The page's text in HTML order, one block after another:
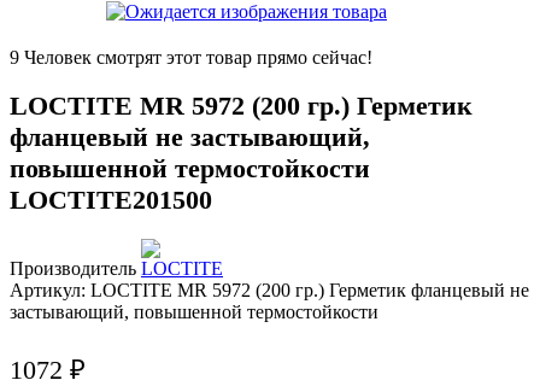
9 Человек смотрят этот товар прямо сейчас!
LOCTITE MR 5972 (200 гр.) Герметик
фланцевый не застывающий,
повышенной термостойкости
LOCTITE201500
Производитель
Артикул: LOCTITE MR 5972 (200 гр.) Герметик фланцевый не
застывающий, повышенной термостойкости
1072 ₽